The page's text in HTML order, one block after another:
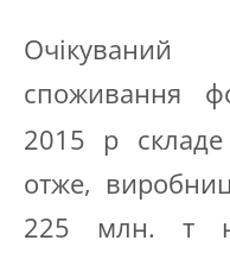
споживання
2015 р
отже,
225 млн. т